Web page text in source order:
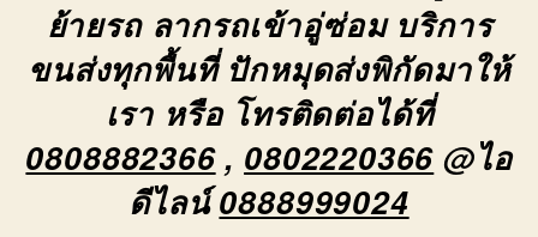
ย้ายรถ ลากรถเข้าอู่ซ่อม บริการ
ขนส่งทุกพื้นที่ ปักหมุดส่งพิกัดมาให้
เรา หรือ โทรติดต่อได้ที่
0808882366, 0802220366 @ไอ
ดีไลน์0888999024